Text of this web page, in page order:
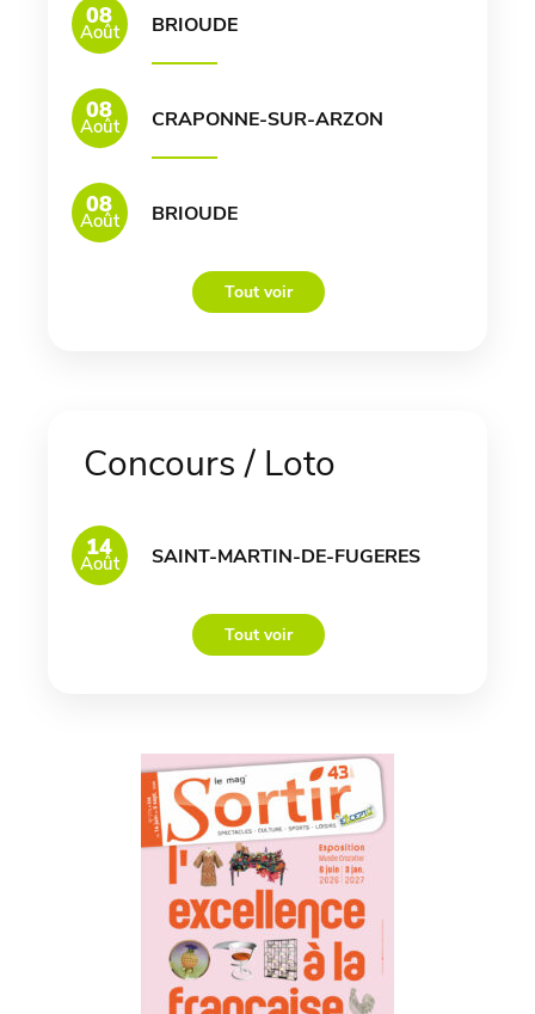
08
Août BRIOUDE
08
Août CRAPONNE-SUR-ARZON
08
Août BRIOUDE
Tout voir
Concours / Loto
14
Août SAINT-MARTIN-DE-FUGERES
Tout voir